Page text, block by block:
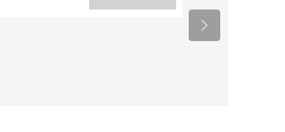
タカラバイオ